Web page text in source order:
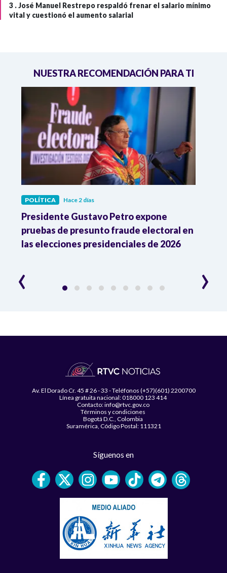
3 .José Manuel Restrepo respaldó frenar el salario mínimo
vital y cuestionó el aumento salarial
NUESTRA RECOMENDACIÓN PARA TI
POLÍTICA Hace 2 días
Presidente Gustavo Petro expone
pruebas de presunto fraude electoral en
las elecciones presidenciales de 2026
‹ ›
Av. El Dorado Cr. 45 # 26 - 33 - Teléfonos (+57)(601) 2200700
Línea gratuita nacional: 018000 123 414
Contacto: info@rtvc.gov.co
Términos y condiciones
Bogotá D.C., Colombia
Suramérica, Código Postal: 111321
Síguenos en